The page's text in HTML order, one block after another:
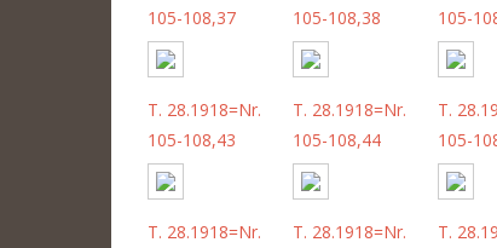
105-108,37
105-108,38
105-
T. 28.1918=Nr.
105-108,43
T. 28.1918=Nr.
105-108,44
T.
105-
T. 28.1918=Nr.
T. 28.1918=Nr.
T.